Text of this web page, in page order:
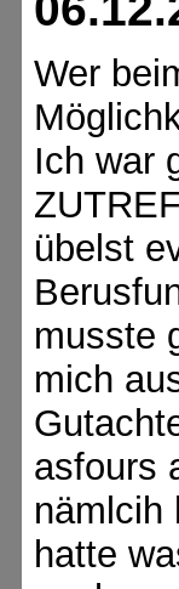
Wer
Ich war
übelst
musste
mich
asfours
nämlcih
hatte